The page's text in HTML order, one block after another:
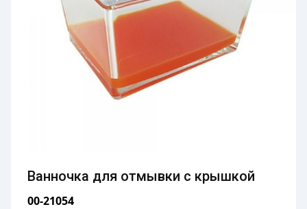
Ванночка для отмывки с крышкой
00-21054